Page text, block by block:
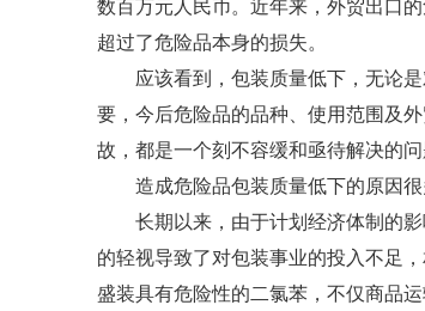
数百万元人民币。近年来，外贸出口
超过了危险品本身的损失。
应该看到，包装质量低下，无论
要，今后危险品的品种、使用范围及
故，都是一个刻不容缓和亟待解决的问
造成危险品包装质量低下的原因
长期以来，由于计划经济体制的
的轻视导致了对包装事业的投入不足
盛装具有危险性的二氯苯，不仅商品